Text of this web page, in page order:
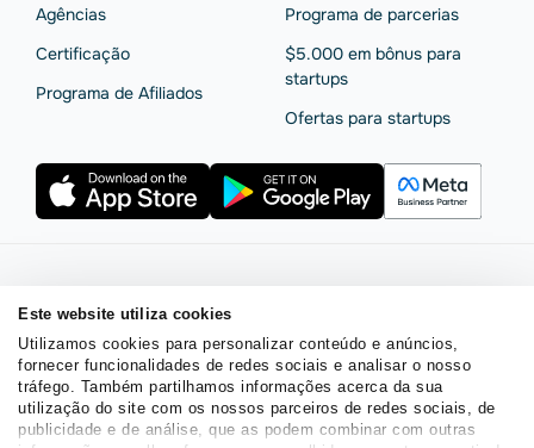
Este website utiliza cookies
Utilizamos cookies para personalizar conteúdo e anúncios,
fornecer funcionalidades de redes sociais e analisar o nosso
tráfego. Também partilhamos informações acerca da sua
utilização do site com os nossos parceiros de redes sociais, de
publicidade e de análise, que as podem combinar com outras
Agências
Сertificação
Programa de Afiliados
Programa de parcerias
$5.000 em bônus para
startups
Ofertas para startups
Segurança e privacidade da SendPulse
Acordo de processamento de dados
Copyright © 2015 - 2026. SendPulse. Todos os direitos
reservados.